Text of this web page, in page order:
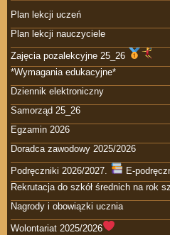
Plan lekcji uczeń
Plan lekcji nauczyciele
Zajęcia pozalekcyjne 25_26
*Wymagania edukacyjne*
Dziennik elektroniczny
Samorząd 25_26
Egzamin 2026
Doradca zawodowy 2025/2026
Podręczniki 2026/2027.
E-
Rekrutacja do szkół średnich na rok
Nagrody i obowiązki ucznia
Wolontariat 2025/2026